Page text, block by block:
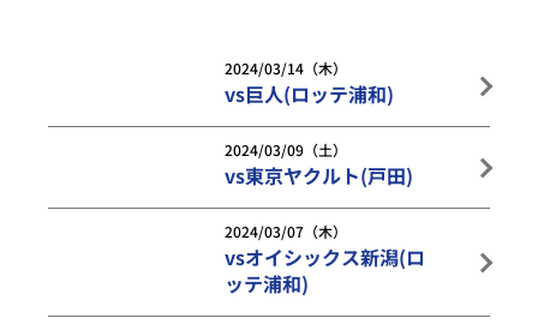
2024/03/14（木）
vs巨人(ロッテ浦和)
2024/03/09（土）
vs東京ヤクルト(戸田)
2024/03/07（木）
vsオイシックス新潟(ロ
ッテ浦和)